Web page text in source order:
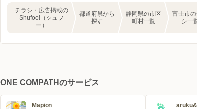
チラシ・広告掲載の
Shufoo!（シュフ
ー）
都道府県から
探す
静岡県の市区
町村一覧
富士市の
シ一
ONE COMPATHのサービス
Mapion
aruku&